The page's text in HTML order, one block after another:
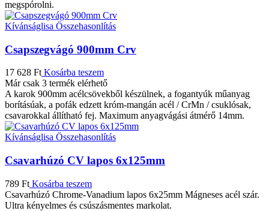
megspórolni.
Kívánságlisa Összehasonlítás
Csapszegvágó 900mm Crv
17 628 Ft Kosárba teszem
Már csak 3 termék elérhető
A karok 900mm acélcsövekből készülnek, a fogantyúk műanyag
borításúak, a pofák edzett króm-mangán acél / CrMn / csuklósak,
csavarokkal állítható fej. Maximum anyagvágási átmérő 14mm.
Kívánságlisa Összehasonlítás
Csavarhúzó CV lapos 6x125mm
789 Ft Kosárba teszem
Csavarhúzó Chrome-Vanadium lapos 6x25mm Mágneses acél szár.
Ultra kényelmes és csúszásmentes markolat.